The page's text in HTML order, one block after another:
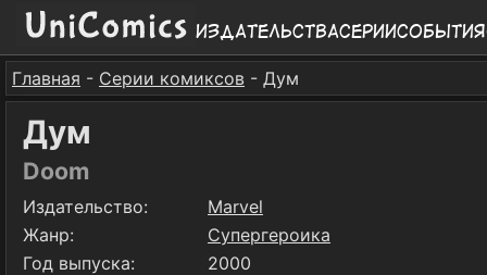
ИздательстваСерииСобытия
Главная - Серии комиксов - Дум
Дум
Doom
Издательство:
Marvel
Жанр:
Супергероика
Год выпуска:
2000